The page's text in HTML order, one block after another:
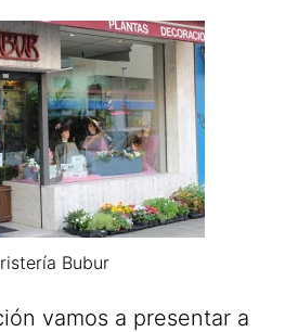
Bubur
vamos a presentar a